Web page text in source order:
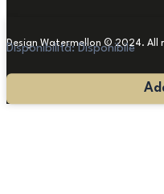
Design Watermellon © 2024. All
Disponibilità: Disponibile
Antico